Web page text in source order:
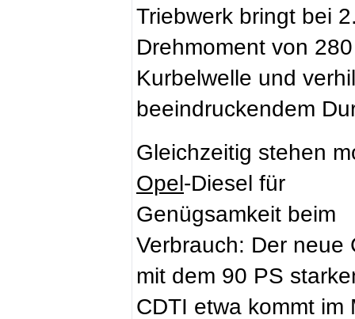
Triebwerk bringt bei
Drehmoment von
Kurbelwelle und
beeindruckendem
Gleichzeitig stehen
Opel-Diesel für
Genügsamkeit beim
Verbrauch: Der neue
mit dem 90 PS
CDTI etwa kommt im